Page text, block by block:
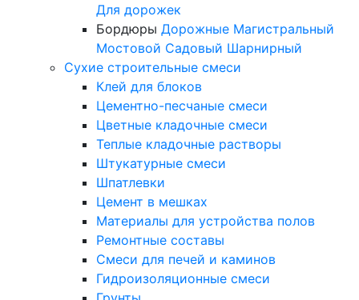
Для дорожек
Бордюры Дорожные Магистральный
Мостовой Садовый Шарнирный
Сухие строительные смеси
Клей для блоков
Цементно-песчаные смеси
Цветные кладочные смеси
Теплые кладочные растворы
Штукатурные смеси
Шпатлевки
Цемент в мешках
Материалы для устройства полов
Ремонтные составы
Смеси для печей и каминов
Гидроизоляционные смеси